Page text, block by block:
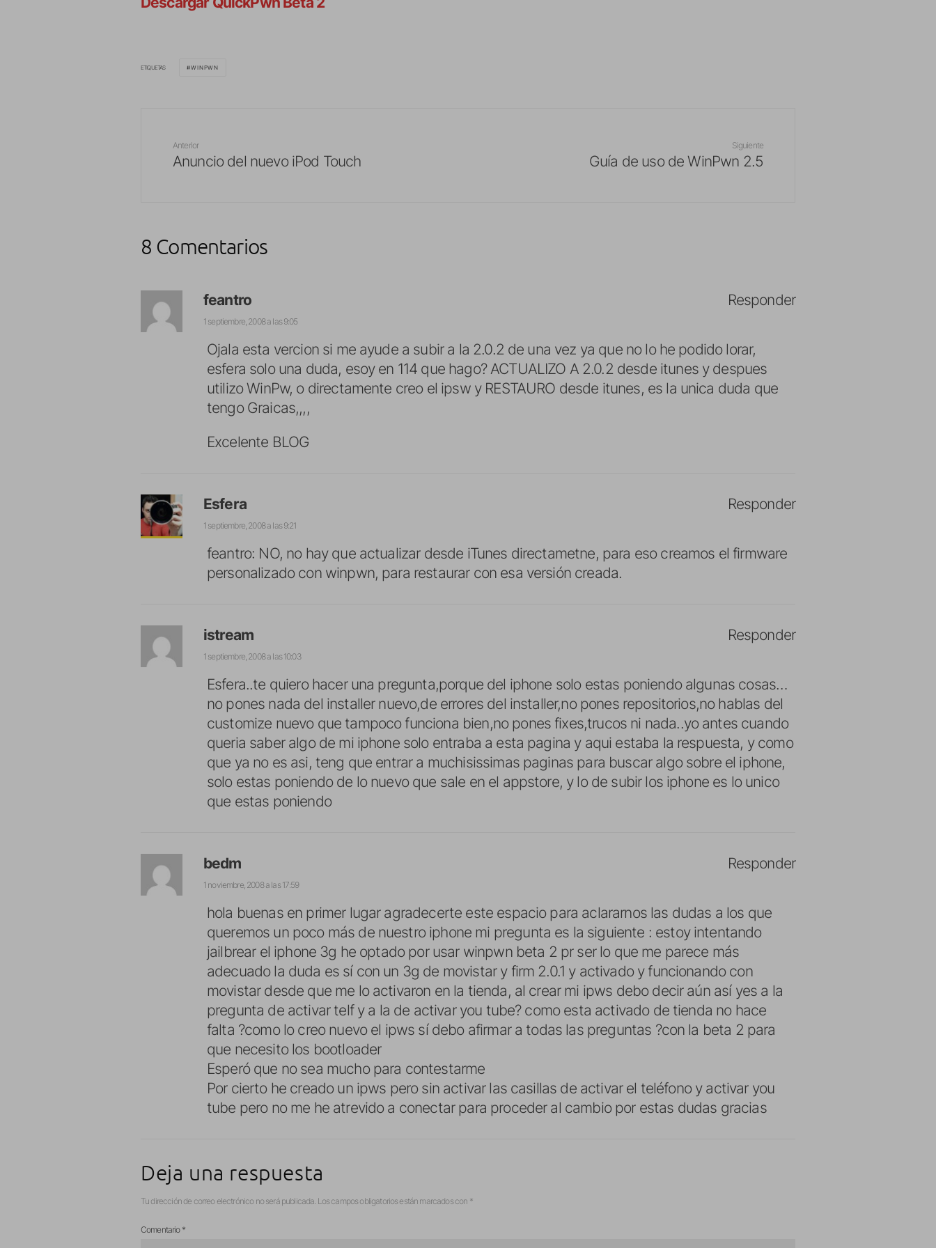
ETIQUETAS WINPWN
Anterior
Anuncio del nuevo iPod Touch
Siguiente
Guía de uso de WinPwn 2.5
8 Comentarios
feantro
1 septiembre, 2008 a las 9:05
Ojala esta vercion si me ayude a subir a la 2.0.2 de una vez ya que no lo he podido lorar,
esfera solo una duda, esoy en 114 que hago? ACTUALIZO A 2.0.2 desde itunes y despues
utilizo WinPw, o directamente creo el ipsw y RESTAURO desde itunes, es la unica duda que
tengo Graicas,,,,
Excelente BLOG
Responder
Esfera
1 septiembre, 2008 a las 9:21
feantro: NO, no hay que actualizar desde iTunes directametne, para eso creamos el firmware
personalizado con winpwn, para restaurar con esa versión creada.
Responder
istream
1 septiembre, 2008 a las 10:03
Esfera..te quiero hacer una pregunta,porque del iphone solo estas poniendo algunas cosas…
no pones nada del installer nuevo,de errores del installer,no pones repositorios,no hablas del
customize nuevo que tampoco funciona bien,no pones fixes,trucos ni nada..yo antes cuando
queria saber algo de mi iphone solo entraba a esta pagina y aqui estaba la respuesta, y como
que ya no es asi, teng que entrar a muchisissimas paginas para buscar algo sobre el iphone,
solo estas poniendo de lo nuevo que sale en el appstore, y lo de subir los iphone es lo unico
que estas poniendo
Responder
bedm
1 noviembre, 2008 a las 17:59
hola buenas en primer lugar agradecerte este espacio para aclararnos las dudas a los que
queremos un poco más de nuestro iphone mi pregunta es la siguiente : estoy intentando
jailbrear el iphone 3g he optado por usar winpwn beta 2 pr ser lo que me parece más
adecuado la duda es sí con un 3g de movistar y firm 2.0.1 y activado y funcionando con
movistar desde que me lo activaron en la tienda, al crear mi ipws debo decir aún así yes a la
pregunta de activar telf y a la de activar you tube? como esta activado de tienda no hace
falta ?como lo creo nuevo el ipws sí debo afirmar a todas las preguntas ?con la beta 2 para
que necesito los bootloader
Esperó que no sea mucho para contestarme
Por cierto he creado un ipws pero sin activar las casillas de activar el teléfono y activar you
tube pero no me he atrevido a conectar para proceder al cambio por estas dudas gracias
Responder
Deja una respuesta
Tu dirección de correo electrónico no será publicada. Los campos obligatorios están marcados con *
Comentario *